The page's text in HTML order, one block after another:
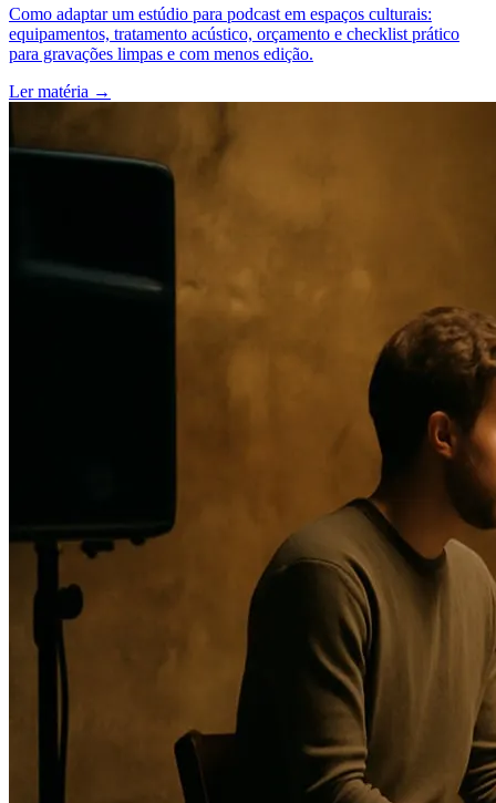
Como adaptar um estúdio para podcast em espaços culturais:
equipamentos, tratamento acústico, orçamento e checklist prático
para gravações limpas e com menos edição.
Ler matéria →